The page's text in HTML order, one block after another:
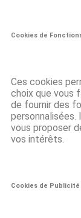
Cookies de
Ces cookies
choix que vous
de fournir des
vous proposer
vos intérêts.
Cookies de Publicité